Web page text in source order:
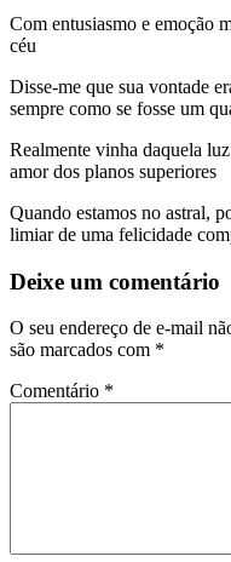
Com entusiasmo e emoção
céu
Disse-me que sua vontade
sempre como se fosse um
Realmente vinha daquela
amor dos planos superiores
Quando estamos no astral,
limiar de uma felicidade
Deixe um comentário
O seu endereço de e-mail
são marcados com *
Comentário *